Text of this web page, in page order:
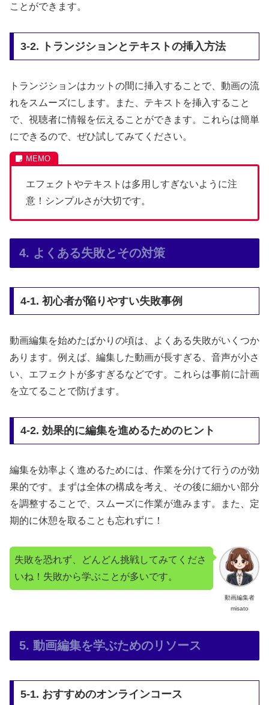
ことができます。
3-2. トランジションとテキストの挿入方法
トランジションはカットの間に挿入することで、動画の流
れをスムーズにします。また、テキストを挿入すること
で、視聴者に情報を伝えることができます。これらは簡単
にできるので、ぜひ試してみてください。
エフェクトやテキストは多用しすぎないように注
意！シンプルさが大切です。
4. よくある失敗とその対策
4-1. 初心者が陥りやすい失敗事例
動画編集を始めたばかりの頃は、よくある失敗がいくつか
あります。例えば、編集した動画が長すぎる、音声が小さ
い、エフェクトが多すぎるなどです。これらは事前に計画
を立てることで防げます。
4-2. 効果的に編集を進めるためのヒント
編集を効率よく進めるためには、作業を分けて行うのが効
果的です。まずは全体の構成を考え、その後に細かい部分
を調整することで、スムーズに作業が進みます。また、定
期的に休憩を取ることも忘れずに！
動画編集者
misato
失敗を恐れず、どんどん挑戦してみてくださ
いね！失敗から学ぶことが多いです。
5. 動画編集を学ぶためのリソース
5-1. おすすめのオンラインコース